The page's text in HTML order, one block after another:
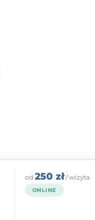
od 250 zł/ wizyta
ONLINE